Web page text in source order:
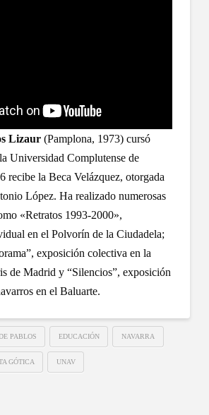
Lizaur(Pamplona, 1973) cursó
Universidad Complutense de
recibe la Beca Velázquez, otorgada
López. Ha realizado numerosas
«Retratos 1993-2000»,
en el Polvorín de la Ciudadela;
exposición colectiva en la
de Madrid y “Silencios”, exposición
en el Baluarte.
PABLOS EDUCACIÓN NAVARRA
GÓTICA UNAV